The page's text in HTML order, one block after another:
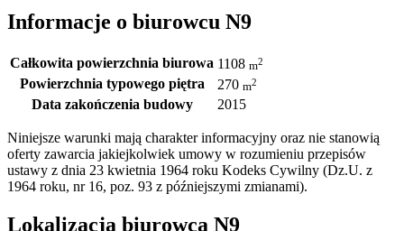
Informacje o biurowcu N9
Całkowita powierzchnia biurowa 1108 m2
Powierzchnia typowego piętra 270 m2
Data zakończenia budowy 2015
Niniejsze warunki mają charakter informacyjny oraz nie stanowią
oferty zawarcia jakiejkolwiek umowy w rozumieniu przepisów
ustawy z dnia 23 kwietnia 1964 roku Kodeks Cywilny (Dz.U. z
1964 roku, nr 16, poz. 93 z późniejszymi zmianami).
Lokalizacja biurowca N9